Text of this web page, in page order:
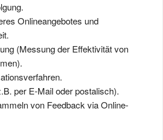
Onlineangebotes und
(Messung der Effektivität von
per E-Mail oder postalisch).
von Feedback via Online-